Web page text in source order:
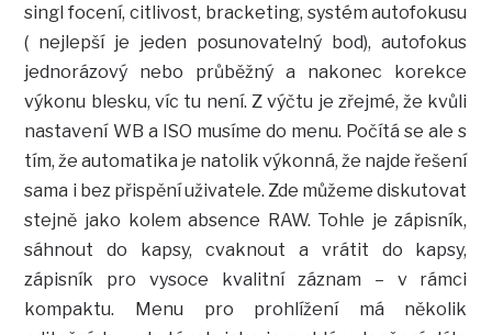
singl focení, citlivost, bracketing, systém autofokusu
( nejlepší je jeden posunovatelný bod), autofokus
jednorázový nebo průběžný a nakonec korekce
výkonu blesku, víc tu není. Z výčtu je zřejmé, že kvůli
nastavení WB a ISO musíme do menu. Počítá se ale s
tím, že automatika je natolik výkonná, že najde řešení
sama i bez přispění uživatele. Zde můžeme diskutovat
stejně jako kolem absence RAW. Tohle je zápisník,
sáhnout do kapsy, cvaknout a vrátit do kapsy,
zápisník pro vysoce kvalitní záznam – v rámci
kompaktu. Menu pro prohlížení má několik